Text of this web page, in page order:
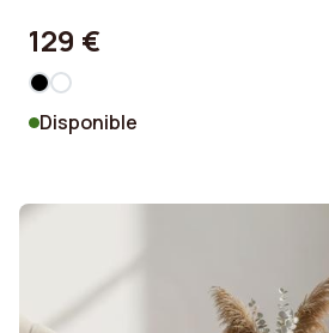
129 €
Disponible